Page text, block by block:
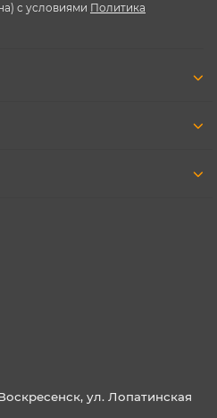
с условиями Политика
ул. Лопатинская